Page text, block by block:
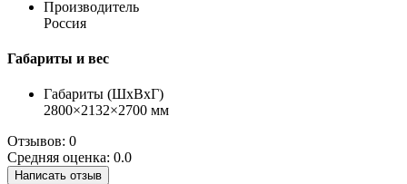
Производитель
Россия
Габариты и вес
Габариты (ШхВхГ)
2800×2132×2700 мм
Отзывов: 0
Средняя оценка: 0.0
Написать отзыв